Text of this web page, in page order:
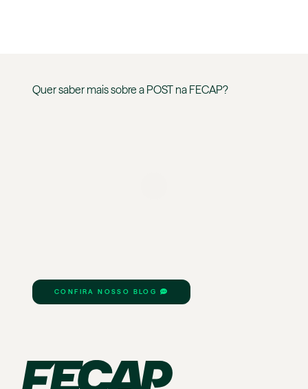
Quer saber mais sobre a POST na FECAP?
CONFIRA NOSSO BLOG